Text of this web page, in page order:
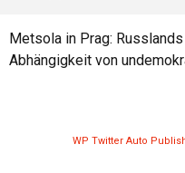
Metsola in Prag:
Abhängigkeit von
WP Twitter Auto